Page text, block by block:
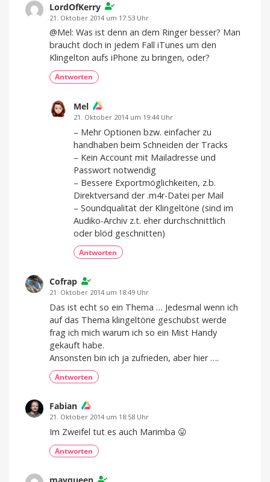
LordOfKerry
21. Oktober 2014 um 17:53 Uhr
@Mel: Was ist denn an dem Ringer besser? Man
braucht doch in jedem Fall iTunes um den
Klingelton aufs iPhone zu bringen, oder?
Antworten
Mel
21. Oktober 2014 um 19:44 Uhr
– Mehr Optionen bzw. einfacher zu
handhaben beim Schneiden der Tracks
– Kein Account mit Mailadresse und
Passwort notwendig
– Bessere Exportmöglichkeiten, z.b.
Direktversand der .m4r-Datei per Mail
– Soundqualität der Klingeltöne (sind im
Audiko-Archiv z.t. eher durchschnittlich
oder blöd geschnitten)
Antworten
Cofrap
21. Oktober 2014 um 18:49 Uhr
Das ist echt so ein Thema … Jedesmal wenn ich
auf das Thema klingeltöne geschubst werde
frag ich mich warum ich so ein Mist Handy
gekauft habe.
Ansonsten bin ich ja zufrieden, aber hier ….
Antworten
Fabian
21. Oktober 2014 um 18:58 Uhr
Im Zweifel tut es auch Marimba 😛
Antworten